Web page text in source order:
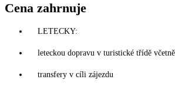
Cena zahrnuje
LETECKY:
leteckou dopravu v turistické třídě
transfery v cíli zájezdu